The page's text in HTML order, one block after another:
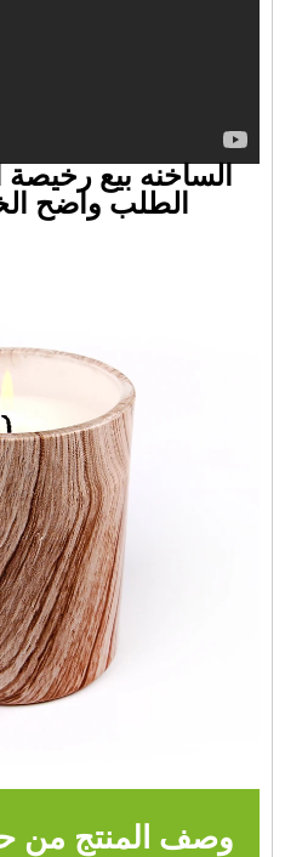
الطلب واضح
وصف المنتج من